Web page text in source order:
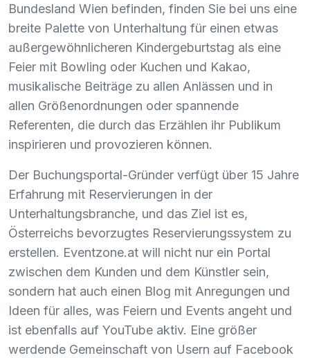
Bundesland Wien befinden, finden Sie bei uns eine
breite Palette von Unterhaltung für einen etwas
außergewöhnlicheren Kindergeburtstag als eine
Feier mit Bowling oder Kuchen und Kakao,
musikalische Beiträge zu allen Anlässen und in
allen Größenordnungen oder spannende
Referenten, die durch das Erzählen ihr Publikum
inspirieren und provozieren können.
Der Buchungsportal-Gründer verfügt über 15 Jahre
Erfahrung mit Reservierungen in der
Unterhaltungsbranche, und das Ziel ist es,
Österreichs bevorzugtes Reservierungssystem zu
erstellen. Eventzone.at will nicht nur ein Portal
zwischen dem Kunden und dem Künstler sein,
sondern hat auch einen Blog mit Anregungen und
Ideen für alles, was Feiern und Events angeht und
ist ebenfalls auf YouTube aktiv. Eine größer
werdende Gemeinschaft von Usern auf Facebook